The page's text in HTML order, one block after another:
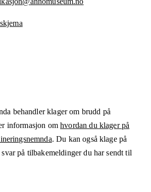
behandler klager om brudd på
informasjon omhvordan du klager på
. Du kan også klage på
på tilbakemeldinger du har sendt til